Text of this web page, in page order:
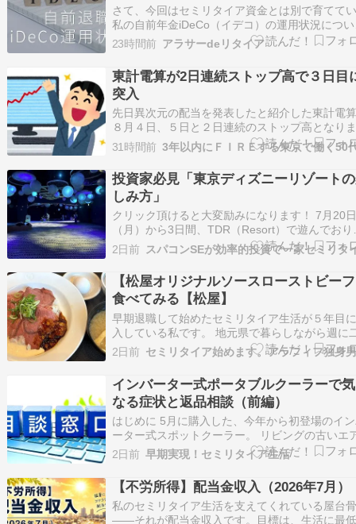
さて、今回はセミリタイア資金とは別で育てて
私の自前年金iDeCo（イデコ）の運用状況につ
です。 iDeCoに関しては定期的に節税状況も報
ていますが、iDeCoちゃんはその点がNISAと比
てかなり優秀！ 4年間の運用状況まとめ iDeCo4
分の利益と節税分を計算…
23時間前 アラサーdeリタイア
東計電算が2日連続ストップ高で３日目
突入
先日異次元の配当を発表したと紹介した東計電
８月４日、５日と２日連続のストップ高となり
て 明日で３日目に突入することとなりました。
んなことが起きるとは思わなかった嬉しい誤算で
す。 今年はティラドで人生初のストップ高３
突入を経験したのですが まさか２回目が起き…
31時間前
投資家必見「東京ディズニーリゾート
しみ方」
クリック頂けると大変励みになります！ 7月20日
（月）から3日間、TDR（Resort）で遊んでおり
した。 夏休みとはいえ月火水というタイミング
ったので、ホテルを一泊一人5000円ほどと繁忙
4分の1以下の価格で利用することができました
比較的にのんびり過ごすことができ…
2日前
【松屋オリジナルソースローストビー
食べてみる【松屋】
早期退職して始めたセミリタイア生活が５年目
入している私です。 地元県で暮らしながら週に
都内で仕事をしております。 牛丼は「松屋」派
私。 当セミリタイア系ブログは不定期に松屋ブ
になりますw 新メニューの「松屋オリジナルソ
ローストビーフ」を食べてみました↓ 松屋オリ…
2日前
インバーター式ポータブルクーラーで
なる症状と返品相談（前編）
はじめに 5月に購入した、今年から初登場のイ
ーター式スポットクーラー。 リビングの古いエ
ンの故障に備えて用意していたものの、思いの
頑張ってくれたため出番がないまま7月に入りま
た。 そこで、他の部屋でスポット […] 投稿 イン
ーター式ポータブルクーラーで気になる症…
2日前 早期実現！セミリタイア生活
【不労所得】配当金収入（2026年7月）
私のセミリタイア生活を支えてくれている屋台骨
――それが配当金収入です。目標は、生活に最